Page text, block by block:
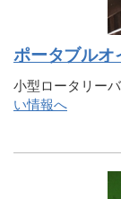
ポータブルオ
小型ロータリー
い情報へ